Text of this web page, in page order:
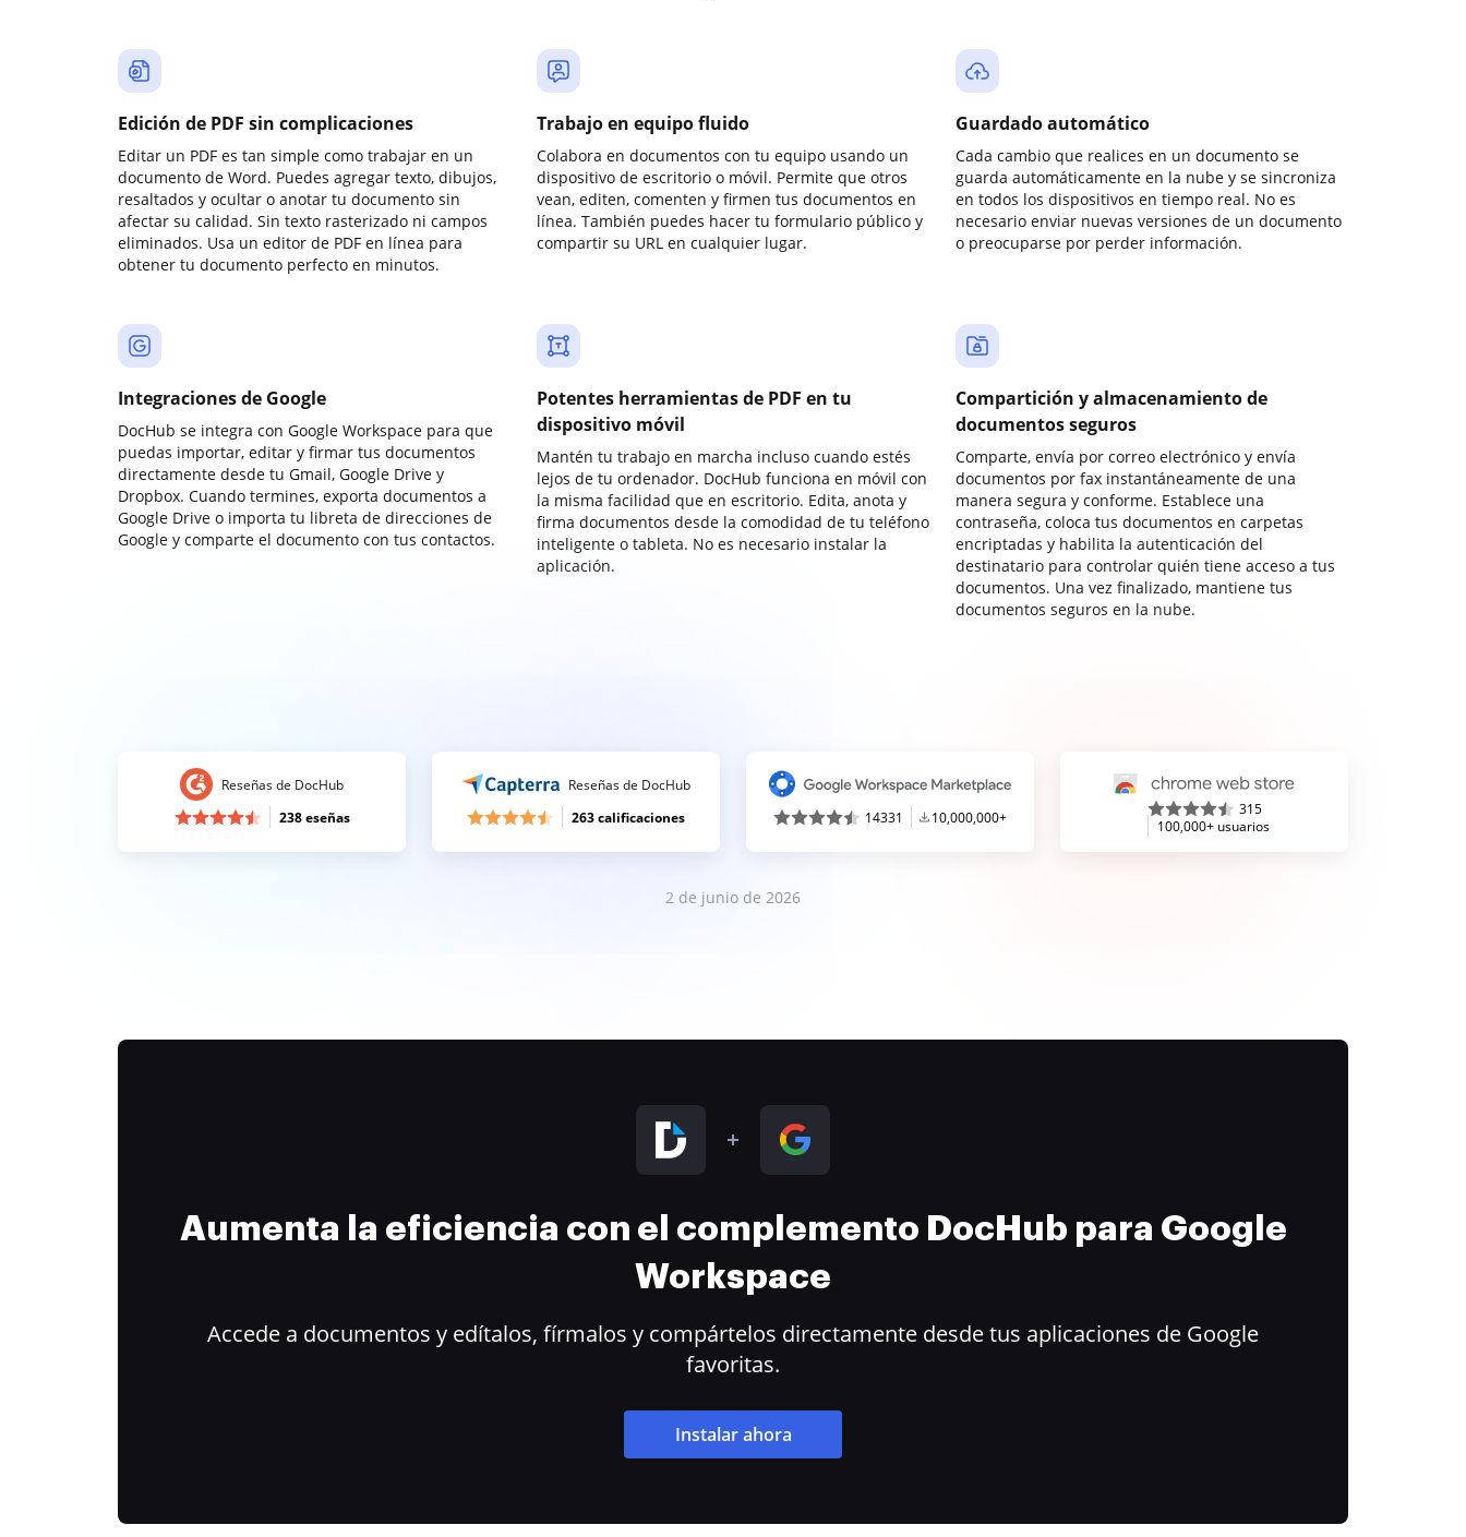
Edición de PDF sin complicaciones
Editar un PDF es tan simple como trabajar en un
documento de Word. Puedes agregar texto, dibujos,
resaltados y ocultar o anotar tu documento sin
afectar su calidad. Sin texto rasterizado ni campos
eliminados. Usa un editor de PDF en línea para
obtener tu documento perfecto en minutos.
Trabajo en equipo fluido
Colabora en documentos con tu equipo usando un
dispositivo de escritorio o móvil. Permite que otros
vean, editen, comenten y firmen tus documentos en
línea. También puedes hacer tu formulario público y
compartir su URL en cualquier lugar.
Guardado automático
Cada cambio que realices en un documento se
guarda automáticamente en la nube y se sincroniza
en todos los dispositivos en tiempo real. No es
necesario enviar nuevas versiones de un documento
o preocuparse por perder información.
Integraciones de Google
DocHub se integra con Google Workspace para que
puedas importar, editar y firmar tus documentos
directamente desde tu Gmail, Google Drive y
Dropbox. Cuando termines, exporta documentos a
Google Drive o importa tu libreta de direcciones de
Google y comparte el documento con tus contactos.
Potentes herramientas de PDF en tu
dispositivo móvil
Mantén tu trabajo en marcha incluso cuando estés
lejos de tu ordenador. DocHub funciona en móvil con
la misma facilidad que en escritorio. Edita, anota y
firma documentos desde la comodidad de tu teléfono
inteligente o tableta. No es necesario instalar la
aplicación.
Compartición y almacenamiento de
documentos seguros
Comparte, envía por correo electrónico y envía
documentos por fax instantáneamente de una
manera segura y conforme. Establece una
contraseña, coloca tus documentos en carpetas
encriptadas y habilita la autenticación del
destinatario para controlar quién tiene acceso a tus
documentos. Una vez finalizado, mantiene tus
documentos seguros en la nube.
Reseñas de DocHub
238 eseñas
Reseñas de DocHub
263 calificaciones
14331 10,000,000+
315
100,000+ usuarios
2 de junio de 2026
Aumenta la eficiencia con el complemento DocHub para Google
Workspace
Accede a documentos y edítalos, fírmalos y compártelos directamente desde tus aplicaciones de Google
favoritas.
Instalar ahora